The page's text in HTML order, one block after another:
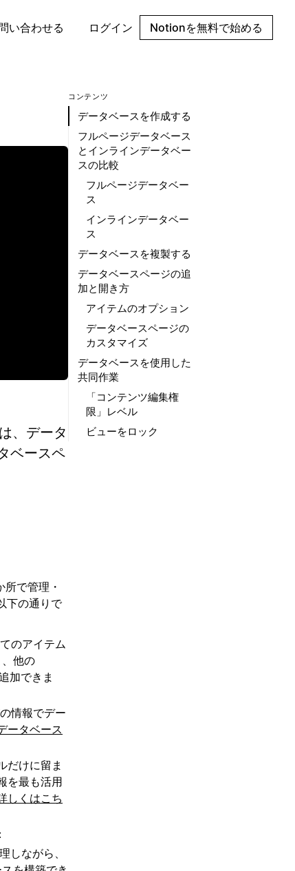
い合わせる ログイン Notionを無料で始める
、データ
ベースペ
で管理・
下の通りで
のアイテム
他の
加できま
情報でデー
ータベース
だけに留ま
を最も活用
しくはこち
しながら、
コンテンツ
データベースを作成する
フルページデータベース
とインラインデータベー
スの比較
フルページデータベー
ス
インラインデータベー
ス
データベースを複製する
データベースページの追
加と開き方
アイテムのオプション
データベースページの
カスタマイズ
データベースを使用した
共同作業
「コンテンツ編集権
限」レベル
ビューをロック